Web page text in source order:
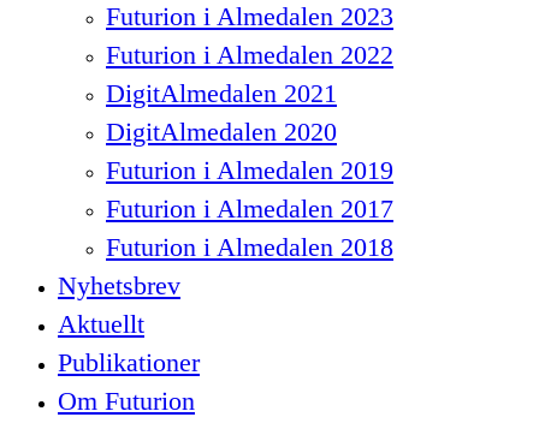
Futurion i Almedalen 2023
Futurion i Almedalen 2022
DigitAlmedalen 2021
DigitAlmedalen 2020
Futurion i Almedalen 2019
Futurion i Almedalen 2017
Futurion i Almedalen 2018
Nyhetsbrev
Aktuellt
Publikationer
Om Futurion